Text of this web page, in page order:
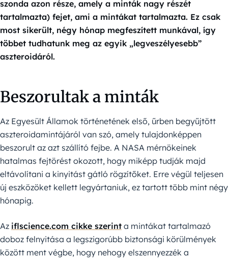
szonda azon része, amely a minták nagy részét
tartalmazta) fejet, ami a mintákat tartalmazta. Ez csak
most sikerült, négy hónap megfeszített munkával, így
többet tudhatunk meg az egyik „legveszélyesebb”
aszteroidáról.
Beszorultak a minták
Az Egyesült Államok történetének első, űrben begyűjtött
aszteroidamintájáról van szó, amely tulajdonképpen
beszorult az azt szállító fejbe. A NASA mérnökeinek
hatalmas fejtörést okozott, hogy miképp tudják majd
eltávolítani a kinyitást gátló rögzítőket. Erre végül teljesen
új eszközöket kellett legyártaniuk, ez tartott több mint négy
hónapig.
Az iflscience.com cikke szerint a mintákat tartalmazó
doboz felnyitása a legszigorúbb biztonsági körülmények
között ment végbe, hogy nehogy elszennyezzék a